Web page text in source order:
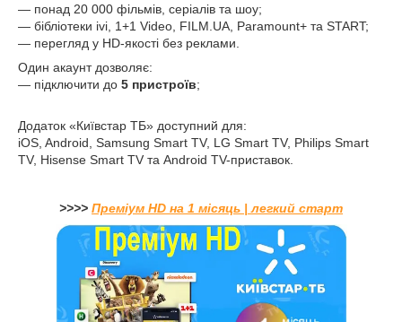
— понад 20 000 фільмів, серіалів та шоу;
— бібліотеки ivi, 1+1 Video, FILM.UA, Paramount+ та START;
— перегляд у HD-якості без реклами.
Один акаунт дозволяє:
— підключити до 5 пристроїв;
Додаток «Київстар ТБ» доступний для:
iOS, Android, Samsung Smart TV, LG Smart TV, Philips Smart
TV, Hisense Smart TV та Android TV-приставок.
>>>> Преміум HD на 1 місяць | легкий старт